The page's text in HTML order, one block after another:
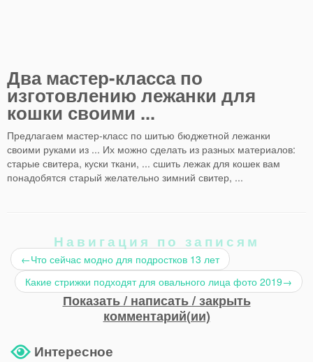
Два мастер-класса по
изготовлению лежанки для
кошки своими ...
Предлагаем мастер-класс по шитью бюджетной лежанки
своими руками из ... Их можно сделать из разных материалов:
старые свитера, куски ткани, ... сшить лежак для кошек вам
понадобятся старый желательно зимний свитер, ...
Навигация по записям
←Что сейчас модно для подростков 13 лет
Какие стрижки подходят для овального лица фото 2019→
Показать / написать / закрыть
комментарий(ии)
Интересное